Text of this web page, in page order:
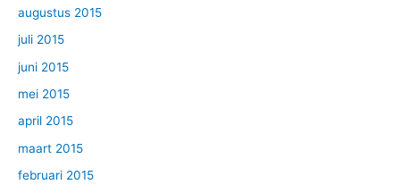
augustus 2015
juli 2015
juni 2015
mei 2015
april 2015
maart 2015
februari 2015